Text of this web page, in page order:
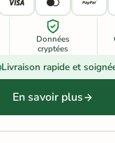
Données
cryptées
Livraison rapide et
En savoir plus